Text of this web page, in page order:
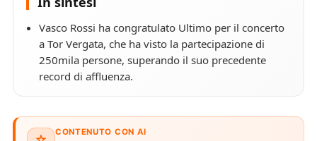
Vasco Rossi ha congratulato Ultimo per il concerto
a Tor Vergata, che ha visto la partecipazione di
250mila persone, superando il suo precedente
record di affluenza.
CONTENUTO CON AI